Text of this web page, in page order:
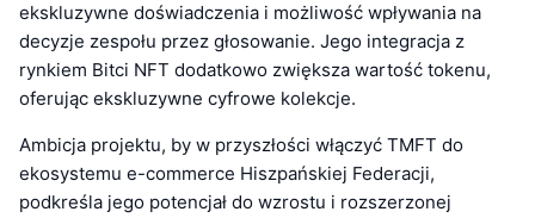
ekskluzywne doświadczenia i możliwość wpływania na
decyzje zespołu przez głosowanie. Jego integracja z
rynkiem Bitci NFT dodatkowo zwiększa wartość tokenu,
oferując ekskluzywne cyfrowe kolekcje.
Ambicja projektu, by w przyszłości włączyć TMFT do
ekosystemu e-commerce Hiszpańskiej Federacji,
podkreśla jego potencjał do wzrostu i rozszerzonej